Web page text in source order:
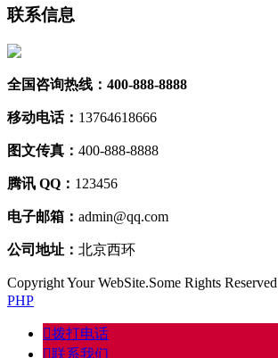
联系信息
全国咨询热线：400-888-8888
移动电话： 13764618666
图文传真： 400-888-8888
腾讯 QQ： 123456
电子邮箱： admin@qq.com
公司地址： 北京西环
Copyright Your WebSite.Some Rights
PHP
󦁁拨打电话
󦃑联系我们